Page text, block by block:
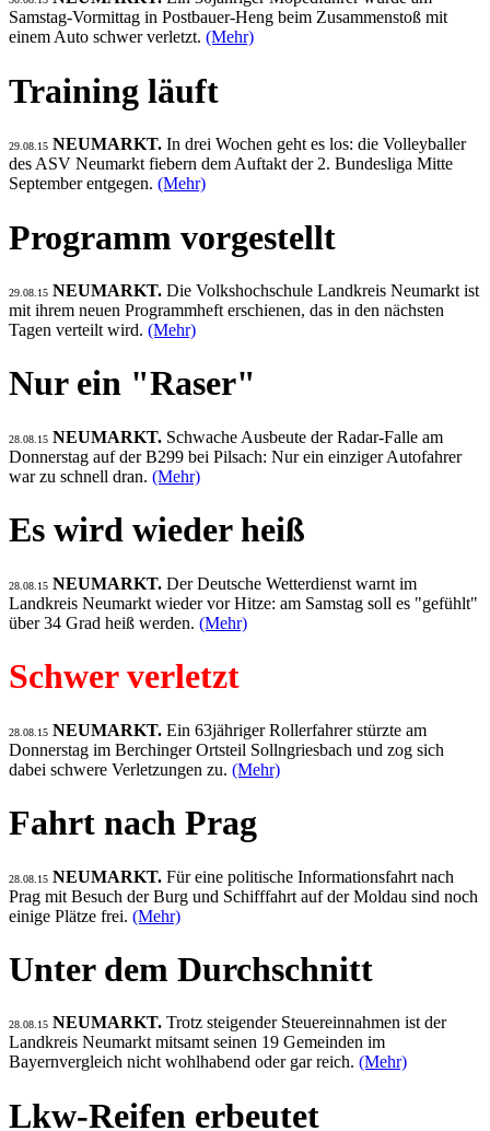
Samstag-Vormittag in Postbauer-Heng beim Zusammenstoß mit
einem Auto schwer verletzt. (Mehr)
Training läuft
29.08.15 NEUMARKT. In drei Wochen geht es los: die Volleyballer
des ASV Neumarkt fiebern dem Auftakt der 2. Bundesliga Mitte
September entgegen. (Mehr)
Programm vorgestellt
29.08.15 NEUMARKT. Die Volkshochschule Landkreis Neumarkt ist
mit ihrem neuen Programmheft erschienen, das in den nächsten
Tagen verteilt wird. (Mehr)
Nur ein "Raser"
28.08.15 NEUMARKT. Schwache Ausbeute der Radar-Falle am
Donnerstag auf der B299 bei Pilsach: Nur ein einziger Autofahrer
war zu schnell dran. (Mehr)
Es wird wieder heiß
28.08.15 NEUMARKT. Der Deutsche Wetterdienst warnt im
Landkreis Neumarkt wieder vor Hitze: am Samstag soll es "gefühlt"
über 34 Grad heiß werden. (Mehr)
Schwer verletzt
28.08.15 NEUMARKT. Ein 63jähriger Rollerfahrer stürzte am
Donnerstag im Berchinger Ortsteil Sollngriesbach und zog sich
dabei schwere Verletzungen zu. (Mehr)
Fahrt nach Prag
28.08.15 NEUMARKT. Für eine politische Informationsfahrt nach
Prag mit Besuch der Burg und Schifffahrt auf der Moldau sind noch
einige Plätze frei. (Mehr)
Unter dem Durchschnitt
28.08.15 NEUMARKT. Trotz steigender Steuereinnahmen ist der
Landkreis Neumarkt mitsamt seinen 19 Gemeinden im
Bayernvergleich nicht wohlhabend oder gar reich. (Mehr)
Lkw-Reifen erbeutet